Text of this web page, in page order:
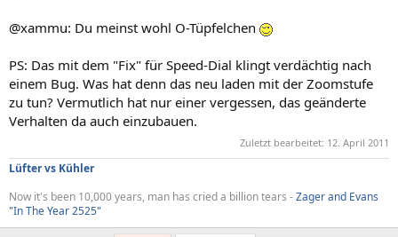
@xammu: Du meinst wohl O-Tüpfelchen
PS: Das mit dem "Fix" für Speed-Dial klingt verdächtig nach
einem Bug. Was hat denn das neu laden mit der Zoomstufe
zu tun? Vermutlich hat nur einer vergessen, das geänderte
Verhalten da auch einzubauen.
Zuletzt bearbeitet: 12. April 2011
Lüfter vs Kühler
Now it's been 10,000 years, man has cried a billion tears -Zager and Evans
"In The Year 2525"